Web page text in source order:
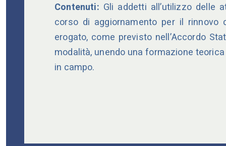
Contenuti: Gli addetti all’utilizzo delle
corso di aggiornamento per il rinnovo
erogato, come previsto nell’Accordo
modalità, unendo una formazione
in campo.